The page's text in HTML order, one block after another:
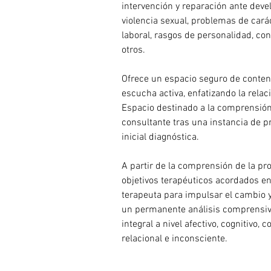
intervención y reparación ante
violencia sexual, problemas de
laboral, rasgos de personalidad,
otros.
Ofrece un espacio seguro de
escucha activa, enfatizando la
Espacio destinado a la
consultante tras una instancia de
inicial diagnóstica.
A partir de la comprensión de la
objetivos terapéuticos acordados
terapeuta para impulsar el cambio
un permanente análisis
integral a nivel afectivo, cognitivo,
relacional e inconsciente.